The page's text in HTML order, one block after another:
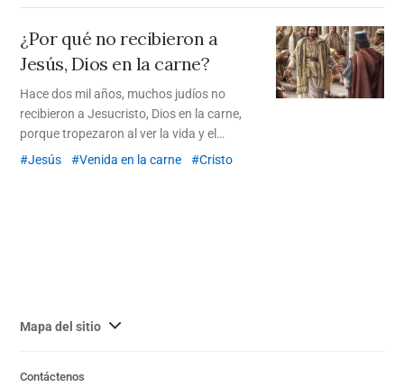
Santo?
¿Por qué no recibieron a
Jesús, Dios en la carne?
Hace dos mil años, muchos judíos no
recibieron a Jesucristo, Dios en la carne,
porque tropezaron al ver la vida y el
entorno de Cristo, es decir, el aspecto físico.
Jesús Venida en la carne Cristo
Mapa del sitio 사
Contáctenos